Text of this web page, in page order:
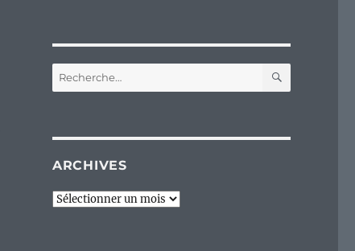
Recherche
pour :
ARCHIVES
Archives